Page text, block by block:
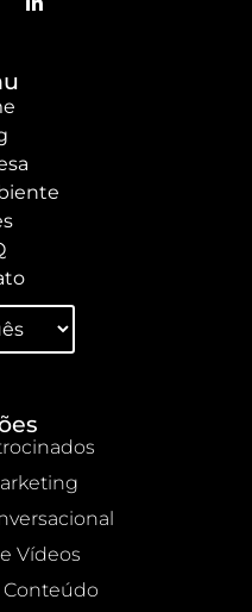
Vídeos